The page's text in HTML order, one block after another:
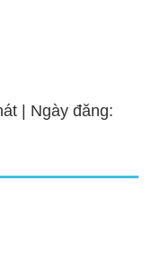
| Ngày đăng: